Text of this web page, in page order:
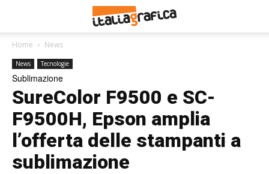
Home News
News Tecnologie
Sublimazione
SureColor F9500 e SC-
F9500H, Epson amplia
l’offerta delle stampanti a
sublimazione